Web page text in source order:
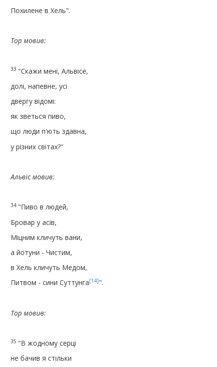
Похилене в Хель".
Тор мовив:
33 "Скажи мені, Альвісе,
долі, напевне, усі
двергу відомі:
як зветься пиво,
що люди п'ють здавна,
у різних світах?"
Альвіс мовив:
34 "Пиво в людей,
Бровар у асів,
Міцним кличуть вани,
а йотуни - Чистим,
в Хель кличуть Медом,
Питвом - сини Суттунга[14]".
Тор мовив:
35 "В жодному серці
не бачив я стільки